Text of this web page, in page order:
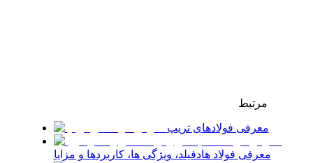
مرتبط
معرفی فولادهای تریپ
معرفی فولاد هادفیلد، ویژگی ها، کاربردها و مزایا